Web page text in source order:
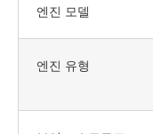
엔진 모델
엔진 유형